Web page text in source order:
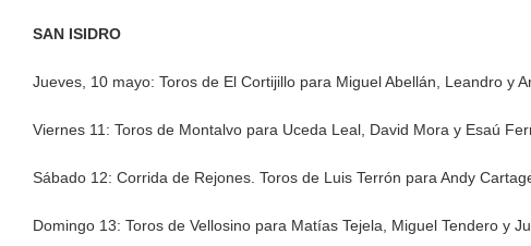
SAN ISIDRO
Jueves, 10 mayo: Toros de El Cortijillo para Miguel Abellán, Leandro y
Viernes 11: Toros de Montalvo para Uceda Leal, David Mora y Esaú
Sábado 12: Corrida de Rejones. Toros de Luis Terrón para Andy
Domingo 13: Toros de Vellosino para Matías Tejela, Miguel Tendero y